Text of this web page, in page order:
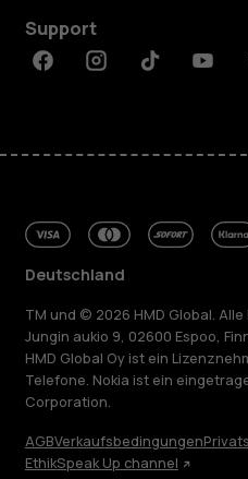
Support
FacebookInstagramTiktok
Deutschland
TM und © 2026 HMD Global.
Jungin aukio 9, 02600 Espoo,
HMD Global Oy ist ein
Telefone. Nokia ist ein
Corporation.
AGBVerkaufsbedingungen
EthikSpeak Up channel